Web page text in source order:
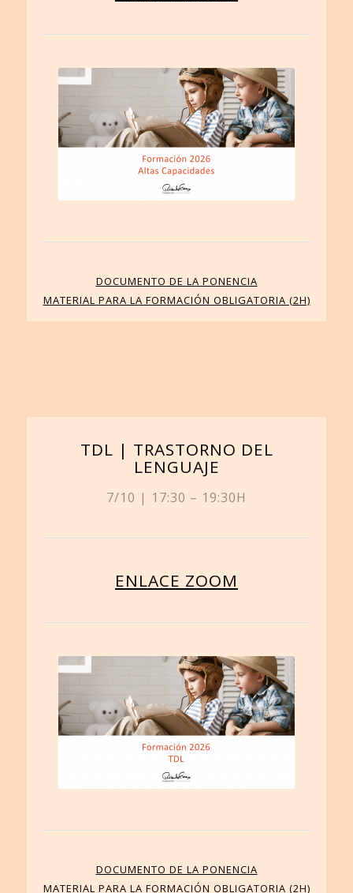
DOCUMENTO DE LA PONENCIA
MATERIAL PARA LA FORMACIÓN OBLIGATORIA (2H)
TDL | TRASTORNO DEL
LENGUAJE
7/10 | 17:30 – 19:30H
ENLACE ZOOM
DOCUMENTO DE LA PONENCIA
MATERIAL PARA LA FORMACIÓN OBLIGATORIA (2H)